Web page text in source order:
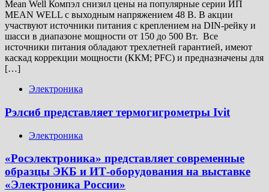
Mean Well Компэл снизил цены на популярные серии ИП
MEAN WELL с выходным напряжением 48 В. В акции
участвуют источники питания с креплением на DIN-рейку и
шасси в диапазоне мощности от 150 до 500 Вт. Все
источники питания обладают трехлетней гарантией, имеют
каскад коррекции мощности (ККМ; PFC) и предназначены для
[…]
Электроника
Рэлсиб представляет термогигрометры Ivit
Электроника
«Росэлектроника» представляет современные
образцы ЭКБ и ИТ-оборудования на выставке
«Электроника России»